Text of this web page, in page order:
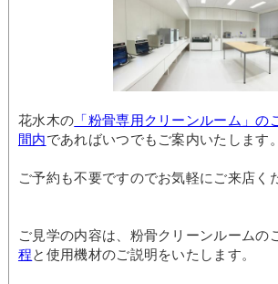
花水木の 「粉骨専用クリーンルーム」の
間内であればいつでもご案内いたします。
ご予約も不要ですのでお気軽にご来店く
ご見学の内容は、粉骨クリーンルームの
程と使用機材のご説明をいたします。